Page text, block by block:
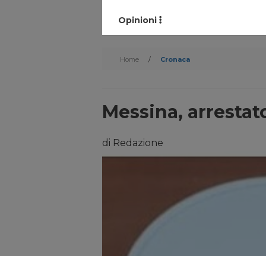
Opinioni
Home / Cronaca
Messina,
di Redazione